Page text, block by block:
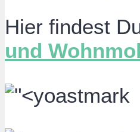
Hier findest
und